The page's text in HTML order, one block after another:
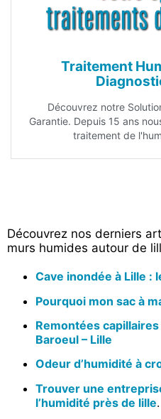
Traitement
Découvrez notre
Garantie. Depuis 15 ans
traitement de
Découvrez nos derniers
murs humides autour de
Cave inondée à Lille :
Pourquoi mon sac à
Remontées
Baroeul – Lille
Odeur d’humidité à
Trouver une
l’humidité près de lille.